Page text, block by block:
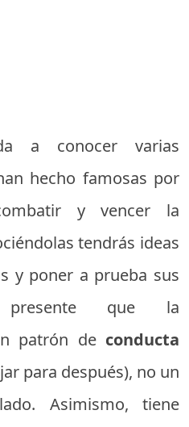
a conocer varias
hecho famosas por
y vencer la
tendrás ideas
y poner a prueba sus
presente que la
patrón de conducta
para después), no un
Asimismo, tiene